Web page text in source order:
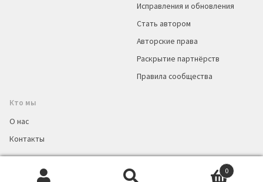
0
Исправления и обновления
Стать автором
Авторские права
Раскрытие партнёрств
Правила сообщества
Кто мы
О нас
Контакты